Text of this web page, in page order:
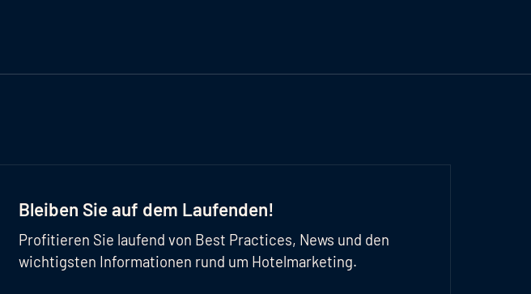
Bleiben Sie auf dem Laufenden!
Profitieren Sie laufend von Best Practices, News und den
wichtigsten Informationen rund um Hotelmarketing.